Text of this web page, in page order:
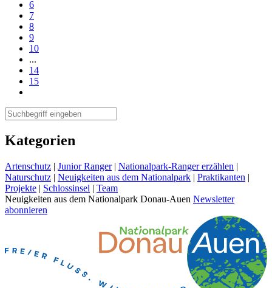
6
7
8
9
10
...
14
15
Kategorien
Artenschutz | Junior Ranger | Nationalpark-Ranger erzählen |
Naturschutz | Neuigkeiten aus dem Nationalpark | Praktikanten |
Projekte | Schlossinsel | Team
Neuigkeiten aus dem Nationalpark Donau-Auen Newsletter
abonnieren